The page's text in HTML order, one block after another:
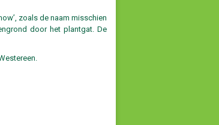
zoals de naam misschien
door het plantgat. De